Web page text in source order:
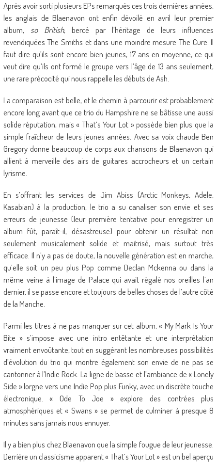
Après avoir sorti plusieurs EPs remarqués ces trois dernières années,
les anglais de Blaenavon ont enfin dévoilé en avril leur premier
album, so British, bercé par l’héritage de leurs influences
revendiquées The Smiths et dans une moindre mesure The Cure. Il
faut dire qu’ils sont encore bien jeunes, 17 ans en moyenne, ce qui
veut dire qu’ils ont formé le groupe vers l’âge de 13 ans seulement,
une rare précocité qui nous rappelle les débuts de Ash.
La comparaison est belle, et le chemin à parcourir est probablement
encore long avant que ce trio du Hampshire ne se bâtisse une aussi
solide réputation, mais « That’s Your Lot » possède bien plus que la
simple fraîcheur de leurs jeunes années. Avec sa voix chaude Ben
Gregory donne beaucoup de corps aux chansons de Blaenavon qui
allient à merveille des airs de guitares accrocheurs et un certain
lyrisme.
En s’offrant les services de Jim Abiss (Arctic Monkeys, Adele,
Kasabian) à la production, le trio a su canaliser son envie et ses
erreurs de jeunesse (leur première tentative pour enregistrer un
album fût, paraît-il, désastreuse) pour obtenir un résultat non
seulement musicalement solide et maitrisé, mais surtout très
efficace. Il n’y a pas de doute, la nouvelle génération est en marche,
qu’elle soit un peu plus Pop comme Declan Mckenna ou dans la
même veine à l’image de Palace qui avait régalé nos oreilles l’an
dernier, il se passe encore et toujours de belles choses de l’autre côté
de la Manche.
Parmi les titres à ne pas manquer sur cet album, « My Mark Is Your
Bite » s’impose avec une intro entêtante et une interprétation
vraiment envoûtante, tout en suggérant les nombreuses possibilités
d’évolution du trio qui montre également son envie de ne pas se
cantonner à l’Indie Rock. La ligne de basse et l’ambiance de « Lonely
Side » lorgne vers une Indie Pop plus Funky, avec un discrète touche
électronique. « Ode To Joe » explore des contrées plus
atmosphériques et « Swans » se permet de culminer à presque 8
minutes sans jamais nous ennuyer.
Il y a bien plus chez Blaenavon que la simple fougue de leur jeunesse.
Derrière un classicisme apparent « That’s Your Lot » est un bel aperçu